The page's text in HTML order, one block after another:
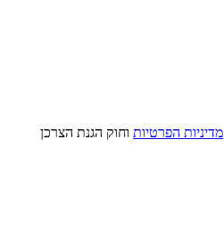
מדיניות הפרטיות וחוק הגנת הצרכן